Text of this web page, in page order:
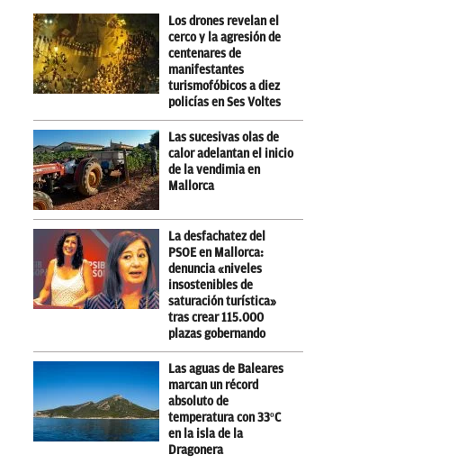
Los drones revelan el
cerco y la agresión de
centenares de
manifestantes
turismofóbicos a diez
policías en Ses Voltes
Las sucesivas olas de
calor adelantan el inicio
de la vendimia en
Mallorca
La desfachatez del
PSOE en Mallorca:
denuncia «niveles
insostenibles de
saturación turística»
tras crear 115.000
plazas gobernando
Las aguas de Baleares
marcan un récord
absoluto de
temperatura con 33ºC
en la isla de la
Dragonera